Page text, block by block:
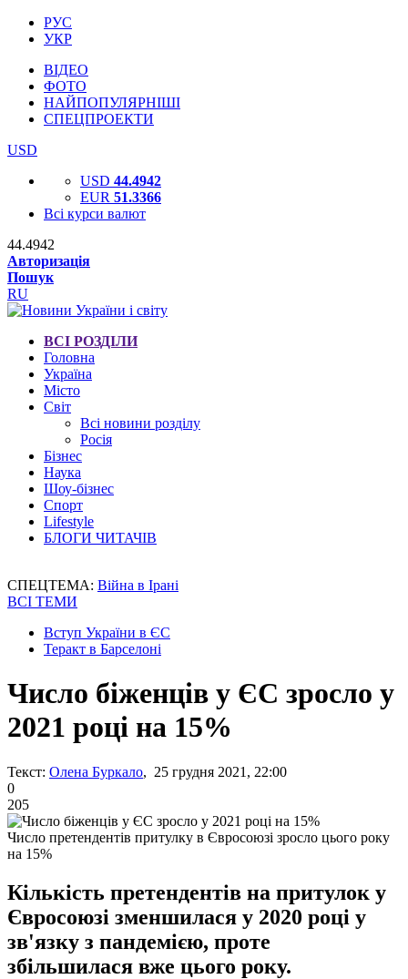
РУС
УКР
ВІДЕО
ФОТО
НАЙПОПУЛЯРНІШІ
СПЕЦПРОЕКТИ
USD
USD 44.4942
EUR 51.3366
Всі курси валют
44.4942
Авторизація
Пошук
RU
ВСІ РОЗДІЛИ
Головна
Україна
Місто
Світ
Всі новини розділу
Росія
Бізнес
Наука
Шоу-бізнес
Спорт
Lifestyle
БЛОГИ ЧИТАЧІВ
СПЕЦТЕМА: Війна в Ірані
ВСІ ТЕМИ
Вступ України в ЄС
Теракт в Барселоні
Число біженців у ЄС зросло у
2021 році на 15%
Текст: Олена Буркало, 25 грудня 2021, 22:00
0
205
Число претендентів притулку в Євросоюзі зросло цього року
на 15%
Кількість претендентів на притулок у
Євросоюзі зменшилася у 2020 році у
зв'язку з пандемією, проте
збільшилася вже цього року.